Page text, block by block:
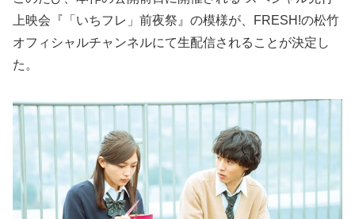
上映会『「いちフレ」前夜祭』の模様が、FRESH!の松竹
オフィシャルチャンネルにて生配信されることが決定し
た。